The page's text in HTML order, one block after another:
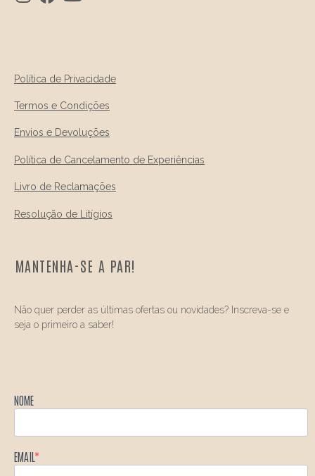
Política de Privacidade
Termos e Condições
Envios e Devoluções
Política de Cancelamento de Experiências
Livro de Reclamações
Resolução de Litígios
MANTENHA-SE A PAR!
Não quer perder as últimas ofertas ou novidades? Inscreva-se e
seja o primeiro a saber!
NOME
EMAIL